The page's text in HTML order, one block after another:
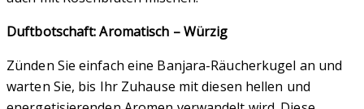
Duftbotschaft: Aromatisch – Würzig
Zünden Sie einfach eine Banjara-Räucherkugel an und
warten Sie, bis Ihr Zuhause mit diesen hellen und